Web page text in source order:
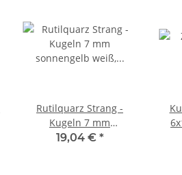
Rutilquarz Strang -
Kugeln 7 mm
sonnengelb weiß, Länge
19,04 € *